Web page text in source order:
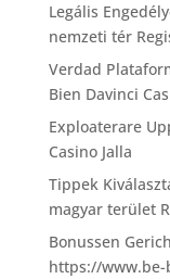
Legális
nemzeti tér
Verdad
Bien Davinci
Exploaterare
Casino Jalla
Tippek
magyar terület
Bonussen
https://www.be-